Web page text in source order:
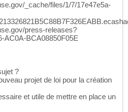
_cache/files/1/7/17e47e5a-
press-releases?
AC0A-BCA08850F05E
?
projet de loi pour la création
et utile de mettre en place un